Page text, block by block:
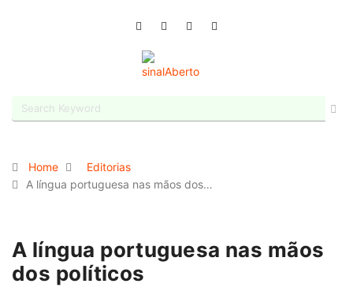
Home
Editorias
A língua portuguesa nas mãos dos…
A língua portuguesa nas mãos
dos políticos